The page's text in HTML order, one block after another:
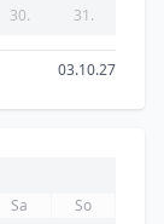
30. 31.
03.10.27
Sa
So